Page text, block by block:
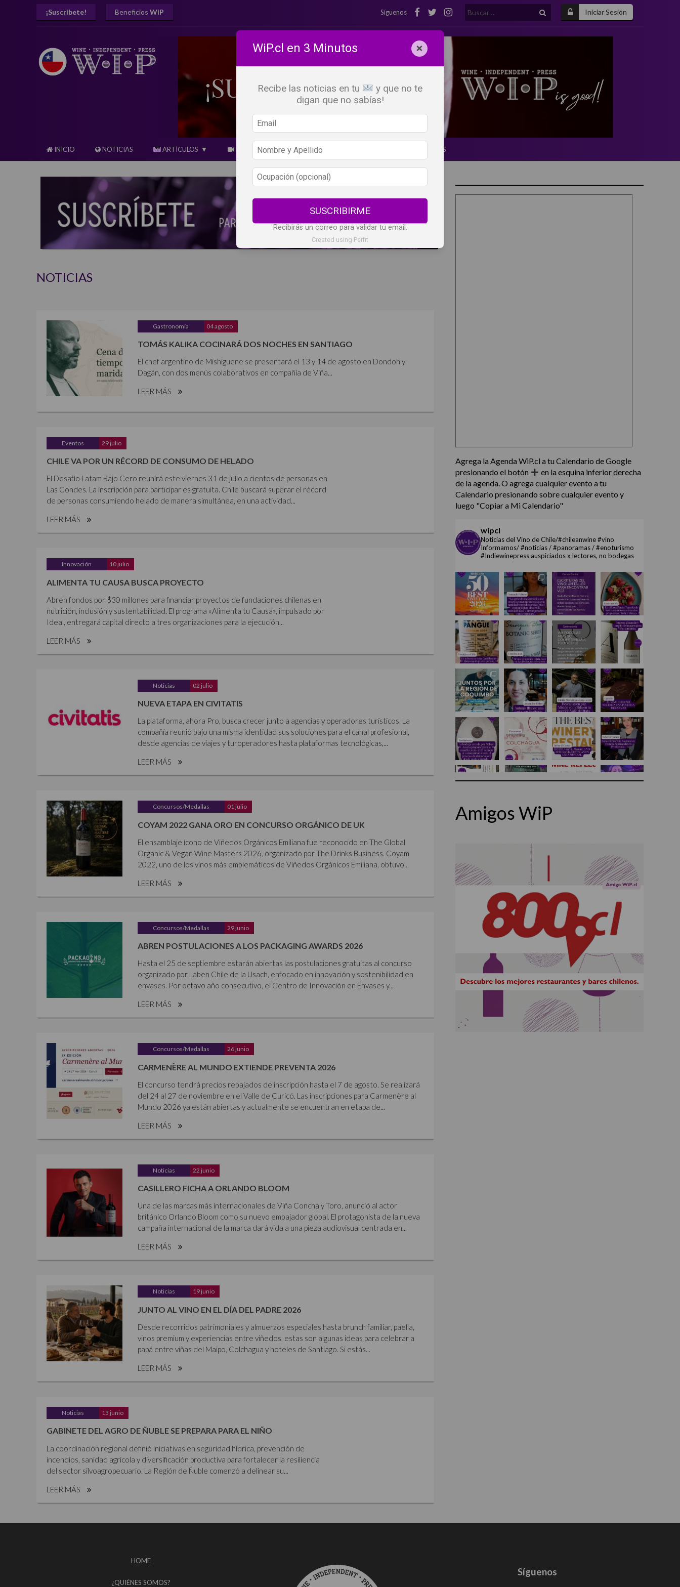
Iniciar Sesión
¡Suscribete! Beneficios WiP Buscar:
Síguenos
INICIO NOTICIAS ARTÍCULOS BEBER X LOS OJOS GLOSARIO DEL VINO PANORAMAS
NOTICIAS
Gastronomía 04 agosto
TOMÁS KALIKA COCINARÁ DOS NOCHES EN SANTIAGO
El chef argentino de Mishiguene se presentará el 13 y 14 de agosto en Dondoh y
Dagán, con dos menús colaborativos en compañía de Viña...
LEER MÁS
Eventos 29 julio
CHILE VA POR UN RÉCORD DE CONSUMO DE HELADO
El Desafío Latam Bajo Cero reunirá este viernes 31 de julio a cientos de personas en
Las Condes. La inscripción para participar es gratuita. Chile buscará superar el récord
de personas consumiendo helado de manera simultánea, en una actividad...
LEER MÁS
Innovación 10 julio
ALIMENTA TU CAUSA BUSCA PROYECTO
Abren fondos por $30 millones para financiar proyectos de fundaciones chilenas en
nutrición, inclusión y sustentabilidad. El programa «Alimenta tu Causa», impulsado por
Ideal, entregará capital directo a tres organizaciones para la ejecución...
LEER MÁS
Noticias 02 julio
NUEVA ETAPA EN CIVITATIS
La plataforma, ahora Pro, busca crecer junto a agencias y operadores turísticos. La
compañía reunió bajo una misma identidad sus soluciones para el canal profesional,
desde agencias de viajes y turoperadores hasta plataformas tecnológicas,...
LEER MÁS
Concursos/Medallas 01 julio
COYAM 2022 GANA ORO EN CONCURSO ORGÁNICO DE UK
El ensamblaje ícono de Viñedos Orgánicos Emiliana fue reconocido en The Global
Organic & Vegan Wine Masters 2026, organizado por The Drinks Business. Coyam
2022, uno de los vinos más emblemáticos de Viñedos Orgánicos Emiliana, obtuvo...
LEER MÁS
Concursos/Medallas 29 junio
ABREN POSTULACIONES A LOS PACKAGING AWARDS 2026
Hasta el 25 de septiembre estarán abiertas las postulaciones gratuitas al concurso
organizado por Laben Chile de la Usach, enfocado en innovación y sostenibilidad en
envases. Por octavo año consecutivo, el Centro de Innovación en Envases y...
LEER MÁS
Concursos/Medallas 26 junio
CARMENÈRE AL MUNDO EXTIENDE PREVENTA 2026
El concurso tendrá precios rebajados de inscripción hasta el 7 de agosto. Se realizará
del 24 al 27 de noviembre en el Valle de Curicó. Las inscripciones para Carmenère al
Mundo 2026 ya están abiertas y actualmente se encuentran en etapa de...
LEER MÁS
Noticias 22 junio
CASILLERO FICHA A ORLANDO BLOOM
Una de las marcas más internacionales de Viña Concha y Toro, anunció al actor
británico Orlando Bloom como su nuevo embajador global. El protagonista de la nueva
campaña internacional de la marca dará vida a una pieza audiovisual centrada en...
LEER MÁS
Noticias 19 junio
JUNTO AL VINO EN EL DÍA DEL PADRE 2026
Desde recorridos patrimoniales y almuerzos especiales hasta brunch familiar, paella,
vinos premium y experiencias entre viñedos, estas son algunas ideas para celebrar a
papá entre viñas del Maipo, Colchagua y hoteles de Santiago. Si estás...
LEER MÁS
Noticias 15 junio
GABINETE DEL AGRO DE ÑUBLE SE PREPARA PARA EL NIÑO
La coordinación regional definió iniciativas en seguridad hídrica, prevención de
incendios, sanidad agrícola y diversificación productiva para fortalecer la resiliencia
del sector silvoagropecuario. La Región de Ñuble comenzó a delinear su...
LEER MÁS
Agrega la Agenda WiP.cl a tu Calendario de Google
presionando el botón
en la esquina inferior derecha
de la agenda. O agrega cualquier evento a tu
Calendario presionando sobre cualquier evento y
luego "Copiar a Mi Calendario"
wipcl
Noticias del Vino de Chile/#chileanwine #vino
Informamos/ #noticias / #panoramas / #enoturismo
#Indiewinepress auspiciados x lectores, no bodegas
Amigos WiP
HOME
¿QUIÉNES SOMOS?
Síguenos
WiP.cl en 3 Minutos ×
Recibe las noticias en tu
y que no te
digan que no sabías!
SUSCRIBIRME
Recibirás un correo para validar tu email.
Created using Perfit